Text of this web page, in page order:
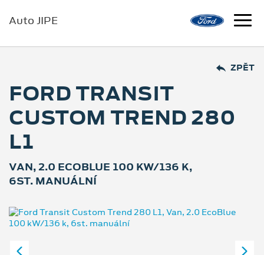
Auto JIPE
ZPĚT
FORD TRANSIT
CUSTOM TREND 280
L1
VAN, 2.0 ECOBLUE 100 KW/136 K,
6ST. MANUÁLNÍ